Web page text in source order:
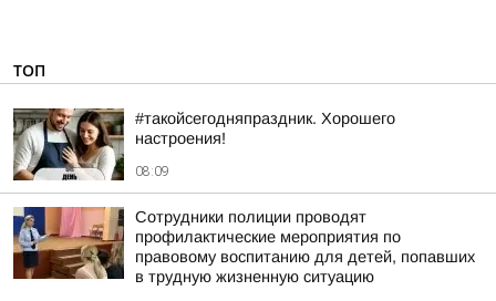
ТОП
#такойсегодняпраздник. Хорошего
настроения!
08:09
Сотрудники полиции проводят
профилактические мероприятия по
правовому воспитанию для детей, попавших
в трудную жизненную ситуацию